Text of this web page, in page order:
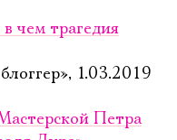
чем трагедия
1.03.2019
Петра